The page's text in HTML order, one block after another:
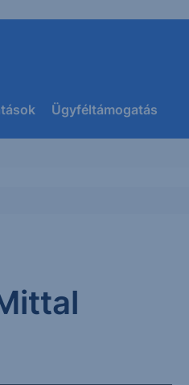
Ügyféltámogatás